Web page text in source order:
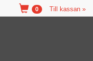
Till kassan »
0